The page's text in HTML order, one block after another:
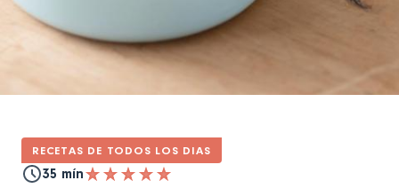
RECETAS DE TODOS LOS DIAS
35 mín